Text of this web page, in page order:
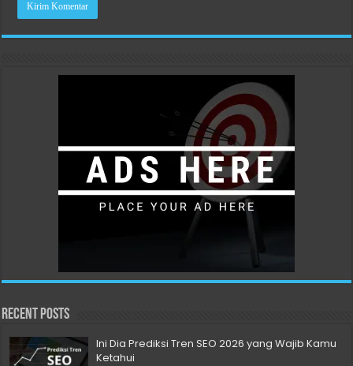
Recent Posts
Ini Dia Prediksi Tren SEO 2026 yang Wajib Kamu
Ketahui